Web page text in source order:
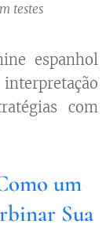
testes
espanhol
com
um
Sua